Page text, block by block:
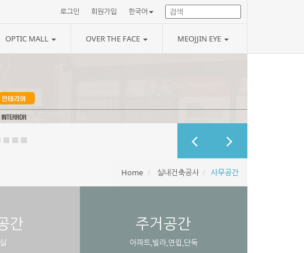
로그인 회원가입 한국어
OPTIC MALL OVER THE FACE MEOJJIN EYE
업
Home 실내건축공사 사무공간
간 주거공간
아파트,빌라,연립,단독